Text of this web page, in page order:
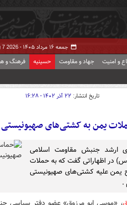
جمعه ۱۶ مرداد ۱۴۰۵ - 7 2026
و امنیت جهاد و مقاومت حسینیه فرهنگ و
تاریخ انتشار: ۲۲ آذر ۱۴۰۲ - ۱۶:۲۸
یمن به کشتی‌های صهیونیستی
ارشد جنبش مقاومت اسلامی
در اظهاراتی گفت که به حملات
یمن علیه کشتی‌های صهیونیستی
.